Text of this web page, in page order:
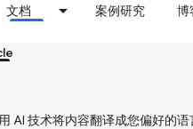
文档 案例研究 博
AI 技术将内容翻译成您偏好的语